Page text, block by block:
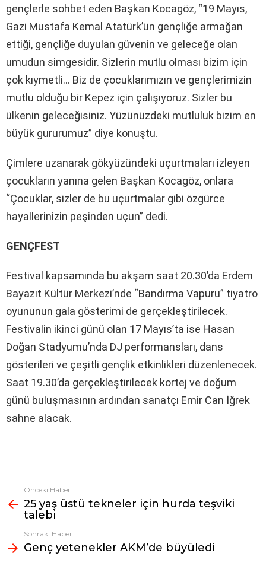
gençlerle sohbet eden Başkan Kocagöz, “19 Mayıs,
Gazi Mustafa Kemal Atatürk’ün gençliğe armağan
ettiği, gençliğe duyulan güvenin ve geleceğe olan
umudun simgesidir. Sizlerin mutlu olması bizim için
çok kıymetli… Biz de çocuklarımızın ve gençlerimizin
mutlu olduğu bir Kepez için çalışıyoruz. Sizler bu
ülkenin geleceğisiniz. Yüzünüzdeki mutluluk bizim en
büyük gururumuz” diye konuştu.
Çimlere uzanarak gökyüzündeki uçurtmaları izleyen
çocukların yanına gelen Başkan Kocagöz, onlara
“Çocuklar, sizler de bu uçurtmalar gibi özgürce
hayallerinizin peşinden uçun” dedi.
GENÇFEST
Festival kapsamında bu akşam saat 20.30’da Erdem
Bayazıt Kültür Merkezi’nde “Bandırma Vapuru” tiyatro
oyununun gala gösterimi de gerçekleştirilecek.
Festivalin ikinci günü olan 17 Mayıs’ta ise Hasan
Doğan Stadyumu’nda DJ performansları, dans
gösterileri ve çeşitli gençlik etkinlikleri düzenlenecek.
Saat 19.30’da gerçekleştirilecek kortej ve doğum
günü buluşmasının ardından sanatçı Emir Can İğrek
sahne alacak.
Fazlasına
bak
Önceki Haber
25 yaş üstü tekneler için hurda teşviki
talebi
Sonraki Haber
Genç yetenekler AKM’de büyüledi